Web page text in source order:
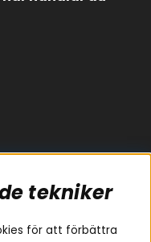
oss
Instagram
tekniker
för att förbättra